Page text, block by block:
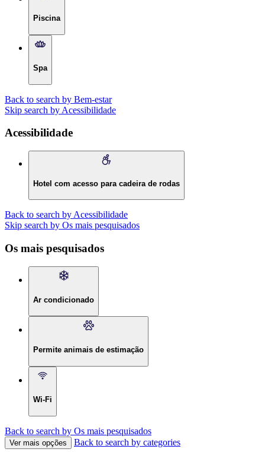
Piscina
Spa
Back to search by Bem-estar
Skip search by Acessibilidade
Acessibilidade
Hotel com acesso para cadeira de rodas
Back to search by Acessibilidade
Skip search by Os mais pesquisados
Os mais pesquisados
Ar condicionado
Permite animais de estimação
Wi-Fi
Back to search by Os mais pesquisados
Ver mais opções Back to search by categories